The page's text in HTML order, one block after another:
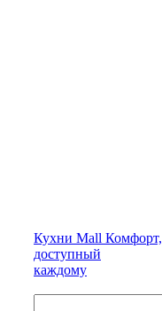
Кухни Mall Комфорт,
доступный
каждому